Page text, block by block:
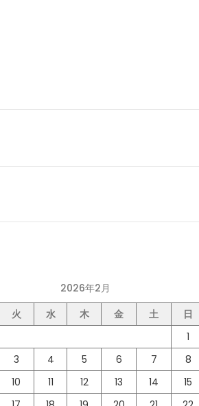
2026年2月
火 水 木 金 土
日
1
3 4 5 6 7
8
10 11 12 13 14
15